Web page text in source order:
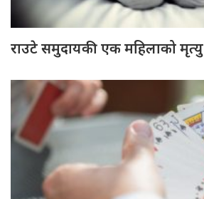
राउटे समुदायकी एक महिलाको मृत्यु